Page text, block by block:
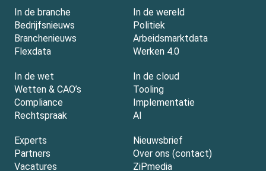
In de branche
Bedrijfsnieuws
Branchenieuws
Flexdata
In de wereld
Politiek
Arbeidsmarktdata
Werken 4.0
In de wet
Wetten & CAO’s
Compliance
Rechtspraak
In de cloud
Tooling
Implementatie
AI
Experts
Partners
Vacatures
Nieuwsbrief
Over ons (contact)
ZiPmedia